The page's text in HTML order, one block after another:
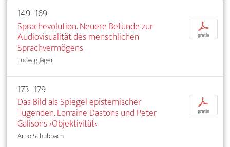
149–169
Sprachevolution. Neuere Befunde zur
Audiovisualität des menschlichen
Sprachvermögens
Ludwig Jäger
p
gratis
173–179
Das Bild als Spiegel epistemischer
Tugenden. Lorraine Dastons und Peter
Galisons ›Objektivität‹
Arno Schubbach
p
gratis